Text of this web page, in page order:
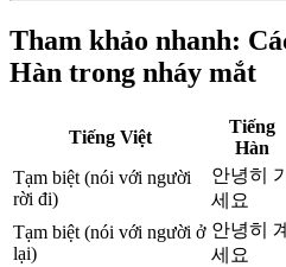
Tham khảo nhanh:
Hàn trong nháy mắt
Tiếng Việt
Tiếng
Hàn
Tạm biệt (nói với người
rời đi)
안녕히
세요
Tạm biệt (nói với người ở
lại)
안녕히 계
세요